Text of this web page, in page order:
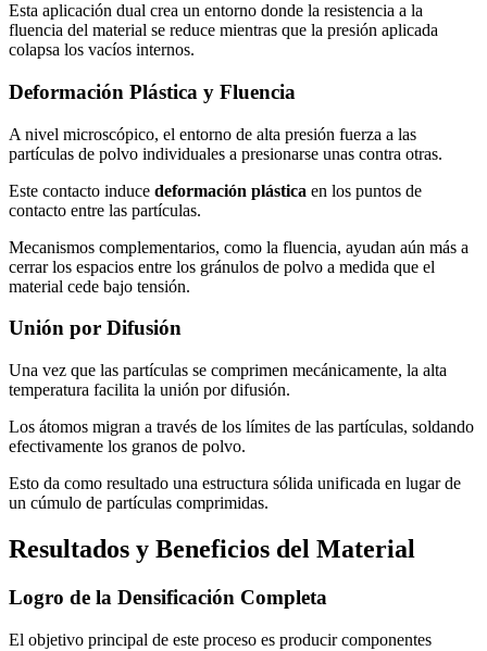
Esta aplicación dual crea un entorno donde la resistencia a la
fluencia del material se reduce mientras que la presión aplicada
colapsa los vacíos internos.
Deformación Plástica y Fluencia
A nivel microscópico, el entorno de alta presión fuerza a las
partículas de polvo individuales a presionarse unas contra otras.
Este contacto induce deformación plástica en los puntos de
contacto entre las partículas.
Mecanismos complementarios, como la fluencia, ayudan aún más a
cerrar los espacios entre los gránulos de polvo a medida que el
material cede bajo tensión.
Unión por Difusión
Una vez que las partículas se comprimen mecánicamente, la alta
temperatura facilita la unión por difusión.
Los átomos migran a través de los límites de las partículas, soldando
efectivamente los granos de polvo.
Esto da como resultado una estructura sólida unificada en lugar de
un cúmulo de partículas comprimidas.
Resultados y Beneficios del Material
Logro de la Densificación Completa
El objetivo principal de este proceso es producir componentes